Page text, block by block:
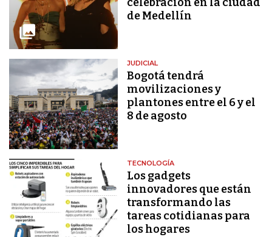
de Medellín
JUDICIAL
Bogotá tendrá
movilizaciones y
plantones entre el 6 y el
8 de agosto
TECNOLOGÍA
Los gadgets
innovadores que están
transformando las
tareas cotidianas para
los hogares